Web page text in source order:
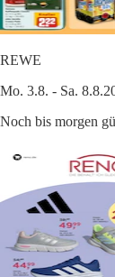
REWE
Mo. 3.8. - Sa.
Noch bis morgen